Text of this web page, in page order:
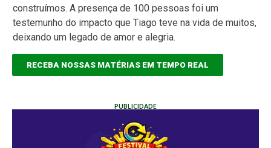
construímos. A presença de 100 pessoas foi um
testemunho do impacto que Tiago teve na vida de muitos,
deixando um legado de amor e alegria.
RECEBA NOSSAS MATÉRIAS EM TEMPO REAL
PUBLICIDADE